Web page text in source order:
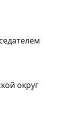
округ